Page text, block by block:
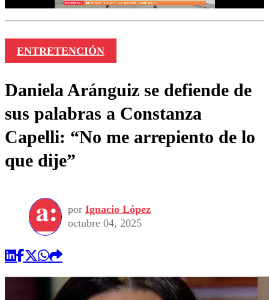
ENTRETENCIÓN
Daniela Aránguiz se defiende de
sus palabras a Constanza
Capelli: “No me arrepiento de lo
que dije”
por Ignacio López
octubre 04, 2025